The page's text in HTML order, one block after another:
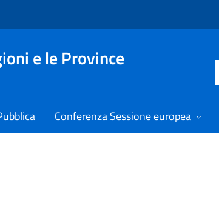
e le Province
Conferenza Sessione europea